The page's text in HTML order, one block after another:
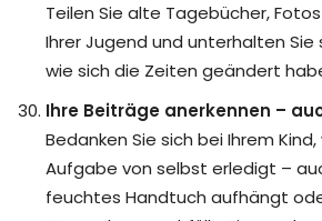
Teilen Sie alte Tagebücher,
Ihrer Jugend und unterhalten Sie
wie sich die Zeiten geändert
Ihre Beiträge anerkennen –
Bedanken Sie sich bei Ihrem
Aufgabe von selbst erledigt –
feuchtes Handtuch aufhängt